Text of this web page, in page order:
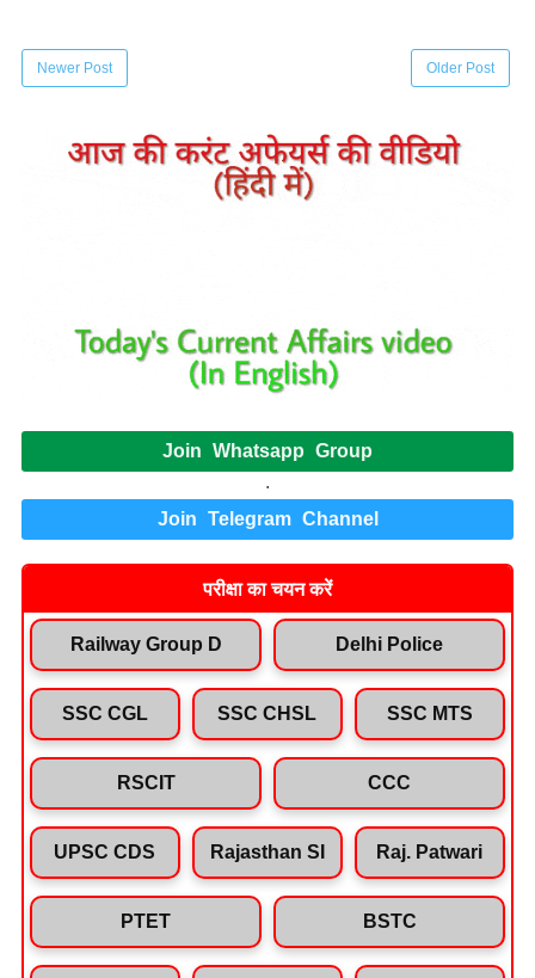
Newer Post Older Post
Join Whatsapp Group
.
Join Telegram Channel
परीक्षा का चयन करें
Railway Group D Delhi Police
SSC CGL SSC CHSL SSC MTS
RSCIT CCC
UPSC CDS Rajasthan SI Raj. Patwari
PTET BSTC